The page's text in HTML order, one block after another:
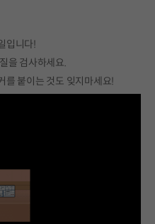
입니다!
을 검사하세요.
를 붙이는 것도 잊지마세요!